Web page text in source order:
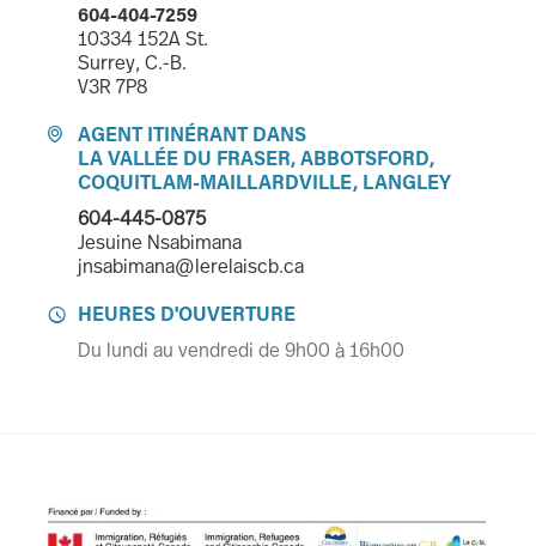
604-404-7259
10334 152A St.
Surrey, C.-B.
V3R 7P8

AGENT ITINÉRANT DANS
LA VALLÉE DU FRASER, ABBOTSFORD,
COQUITLAM-MAILLARDVILLE, LANGLEY
604-445-0875
Jesuine Nsabimana
jnsabimana@lerelaiscb.ca

HEURES D'OUVERTURE
Du lundi au vendredi de 9h00 à 16h00